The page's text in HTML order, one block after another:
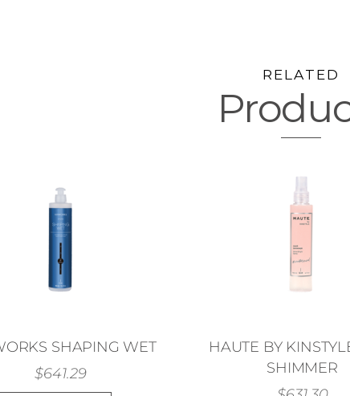
RELATED
SHAPING WET
$641.29
HAUTE BY
SHIMMER